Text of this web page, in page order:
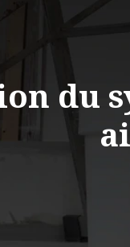
du